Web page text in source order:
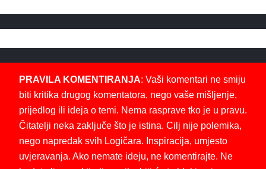
PRAVILA KOMENTIRANJA: Vaši komentari ne smiju
biti kritika drugog komentatora, nego vaše mišljenje,
prijedlog ili ideja o temi. Nema rasprave tko je u pravu.
Čitatelji neka zaključe što je istina. Cilj nije polemika,
nego napredak svih Logičara. Inspiracija, umjesto
uvjeravanja. Ako nemate ideju, ne komentirajte. Ne